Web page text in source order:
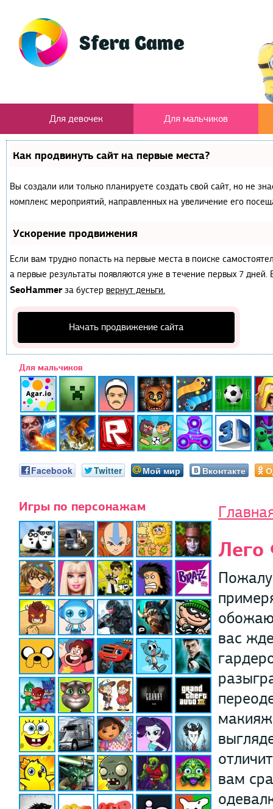
Для девочек Для мальчиков
Как продвинуть сайт на первые места?
Вы создали или только планируете создать свой сайт, но не
комплекс мероприятий, направленных на увеличение его
Ускорение продвижения
Если вам трудно попасть на первые места в поиске
а первые результаты появляются уже в течение первых 7
SeoHammerза бустер вернут деньги.
Начать продвижение сайта
Для мальчиков
Facebook Twitter Мой мир Вконтакте
Игры по персонажам
Лего
вас
вам